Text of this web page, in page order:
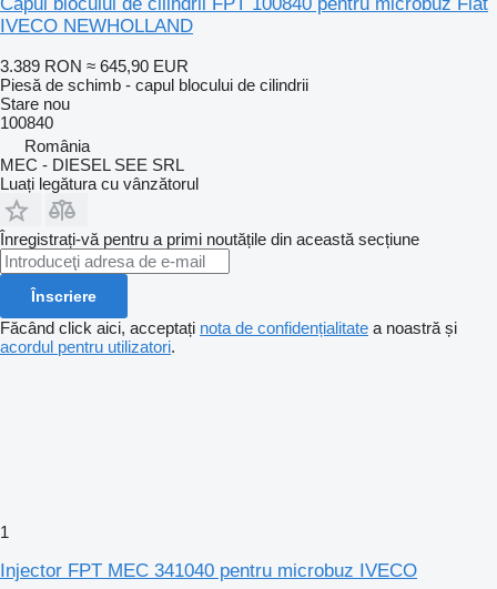
IVECO NEWHOLLAND
3.389 RON ≈ 645,90 EUR
Piesă de schimb - capul blocului de cilindrii
Stare nou
100840
România
MEC - DIESEL SEE SRL
Luați legătura cu vânzătorul
Înregistrați-vă pentru a primi noutățile din această secțiune
Înscriere
Făcând click aici, acceptați nota de confidențialitate a noastră și
acordul pentru utilizatori.
1
Injector FPT MEC 341040 pentru microbuz IVECO